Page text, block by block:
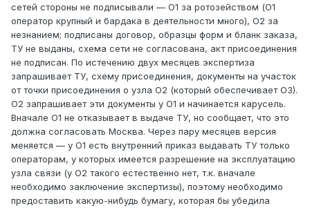
сетей стороны не подписывали — О1 за ротозейством (О1
оператор крупный и бардака в деятельности много), О2 за
незнанием; подписаны договор, образцы форм и бланк заказа,
ТУ не выданы, схема сети не согласована, акт присоединения
не подписан. По истечению двух месяцев экспертиза
запрашивает ТУ, схему присоединения, документы на участок
от точки присоединения о узла О2 (который обеспечивает О3).
О2 запрашивает эти документы у О1 и начинается карусель.
Вначале О1 не отказывает в выдаче ТУ, но сообщает, что это
должна согласовать Москва. Через пару месяцев версия
меняется — у О1 есть внутренний приказ выдавать ТУ только
операторам, у которых имеется разрешение на эксплуатацию
узла связи (у О2 такого естественно нет, т.к. вначале
необходимо заключение экспертизы), поэтому необходимо
предоставить какую-нибудь бумагу, которая бы убедила